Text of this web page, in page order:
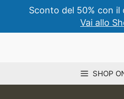
contenuto
Sconto del 50% con il
Vai allo
SHOP